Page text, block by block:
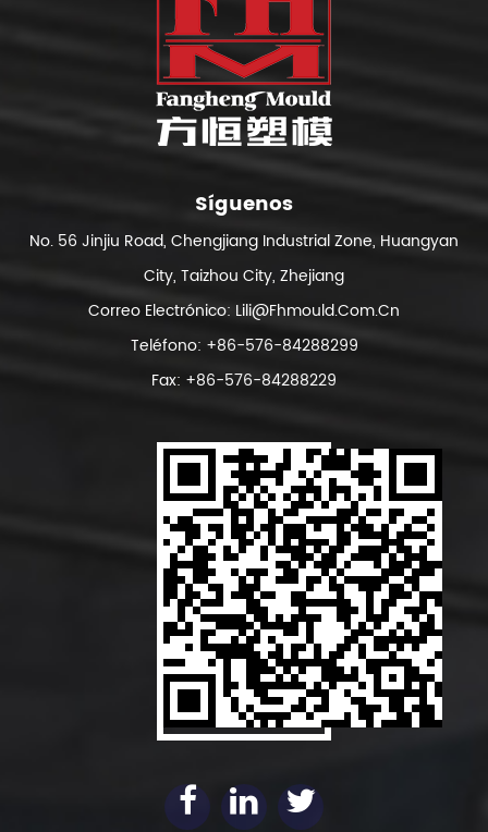
Síguenos
No. 56 Jinjiu Road, Chengjiang Industrial Zone, Huangyan
City, Taizhou City, Zhejiang
Correo Electrónico: Lili@fhmould.com.cn
Teléfono: +86-576-84288299
Fax: +86-576-84288229